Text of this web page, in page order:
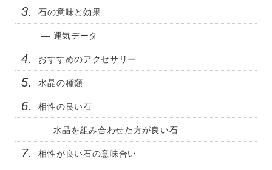
3. 石の意味と効果
— 運気データ
4. おすすめのアクセサリー
5. 水晶の種類
6. 相性の良い石
— 水晶を組み合わせた方が良い石
7. 相性が良い石の意味合い